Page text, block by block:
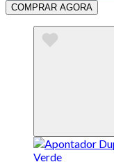
COMPRAR AGORA